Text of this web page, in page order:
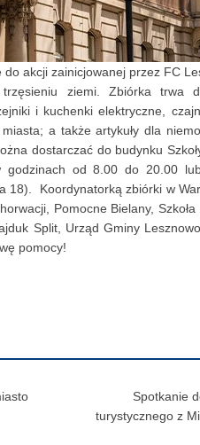
do akcji zainicjowanej przez FC
ziemi. Zbiórka trwa
i kuchenki elektryczne,
a także artykuły dla
dostarczać do budynku
godzinach od 8.00 do 20.00
18). Koordynatorką zbiórki w
Pomocne Bielany,
Split, Urząd Gminy
pomocy!
Spotkanie
turystycznego z